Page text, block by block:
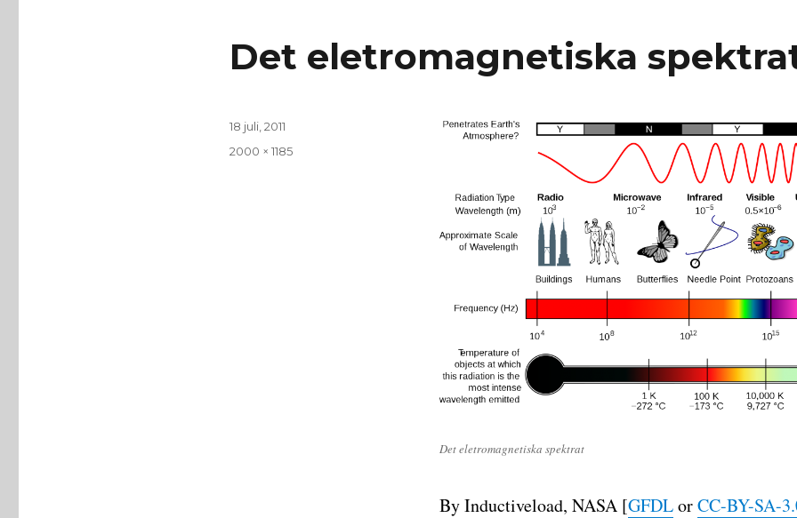
Det eletromagnetiska
Det eletromagnetiska spektrat
By Inductiveload, NASA [GFDLorCC-BY-SA-
Publicerat
18 juli, 2011
Full
2000 × 1185